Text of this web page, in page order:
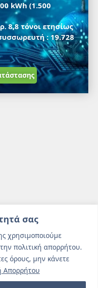
σας
χρησιμοποιούμε
πολιτική απορρήτου.
όρους, μην κάνετε
Απορρήτου
kWh (1.500
8,8 τόνοι ετησίως
: 19.728